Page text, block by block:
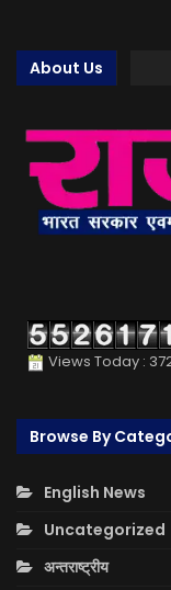
About Us
Views Today :
Browse By
English News
Uncategorized
अन्तराष्ट्रीय